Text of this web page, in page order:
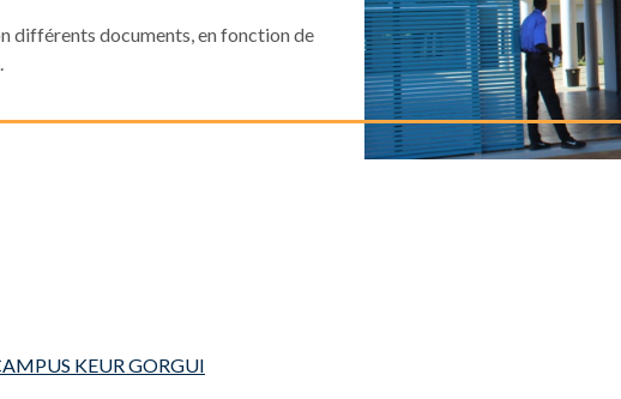
différents documents, en fonction de
KEUR GORGUI